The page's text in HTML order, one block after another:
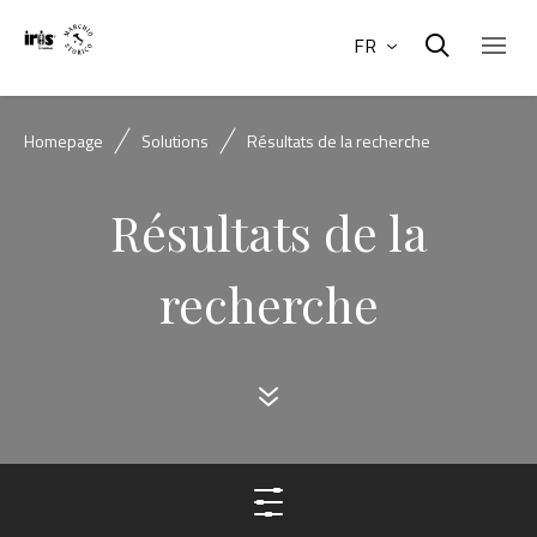
FR
Homepage Solutions Résultats de la recherche
Résultats de la
recherche